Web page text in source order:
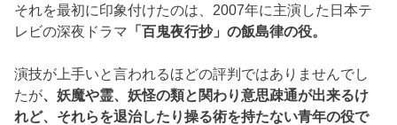
それを最初に印象付けたのは、2007年に主演した日本テ
レビの深夜ドラマ 「百鬼夜行抄」の飯島律の役。
演技が上手いと言われるほどの評判ではありませんでし
たが、妖魔や霊、妖怪の類と関わり意思疎通が出来るけ
れど、それらを退治したり操る術を持たない青年の役で